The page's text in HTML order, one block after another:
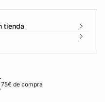
tienda
de compra